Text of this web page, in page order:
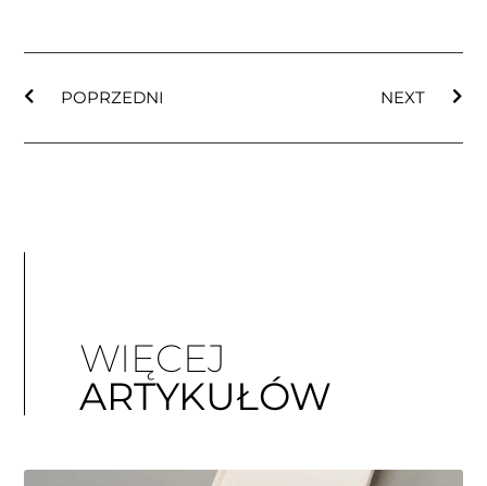
POPRZEDNI NEXT
WIĘCEJ
ARTYKUŁÓW